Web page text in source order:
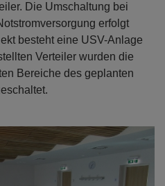
Die Umschaltung bei
erfolgt
besteht eine USV-Anlage
Verteiler wurden die
Bereiche des geplanten